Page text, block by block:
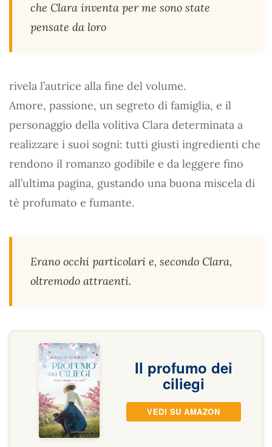
che Clara inventa per me sono state
pensate da loro
rivela l’autrice alla fine del volume.
Amore, passione, un segreto di famiglia, e il
personaggio della volitiva Clara determinata a
realizzare i suoi sogni: tutti giusti ingredienti che
rendono il romanzo godibile e da leggere fino
all’ultima pagina, gustando una buona miscela di
tè profumato e fumante.
Erano occhi particolari e, secondo Clara,
oltremodo attraenti.
Il profumo dei
ciliegi
VEDI SU AMAZON